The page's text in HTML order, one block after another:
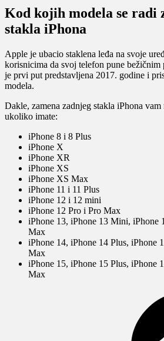
Kod kojih modela se radi
stakla iPhona
Apple je ubacio staklena leđa na svoje
korisnicima da svoj telefon pune
je prvi put predstavljena 2017. godine i
modela.
Dakle, zamena zadnjeg stakla iPhona
ukoliko imate:
iPhone 8 i 8 Plus
iPhone X
iPhone XR
iPhone XS
iPhone XS Max
iPhone 11 i 11 Plus
iPhone 12 i 12 mini
iPhone 12 Pro i Pro Max
iPhone 13, iPhone 13 Mini, iPhone
Max
iPhone 14, iPhone 14 Plus, iPhone
Max
iPhone 15, iPhone 15 Plus, iPhone
Max